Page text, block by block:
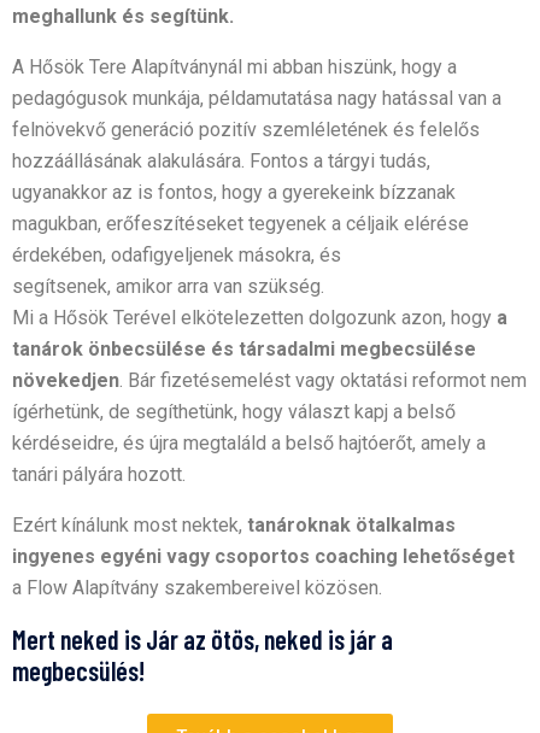
meghallunk és segítünk.
A Hősök Tere Alapítványnál mi abban hiszünk, hogy a
pedagógusok munkája, példamutatása nagy hatással van a
felnövekvő generáció pozitív szemléletének és felelős
hozzáállásának alakulására. Fontos a tárgyi tudás,
ugyanakkor az is fontos, hogy a gyerekeink bízzanak
magukban, erőfeszítéseket tegyenek a céljaik elérése
érdekében, odafigyeljenek másokra, és
segítsenek, amikor arra van szükség.
Mi a Hősök Terével elkötelezetten dolgozunk azon, hogy a
tanárok önbecsülése és társadalmi megbecsülése
növekedjen. Bár fizetésemelést vagy oktatási reformot nem
ígérhetünk, de segíthetünk, hogy választ kapj a belső
kérdéseidre, és újra megtaláld a belső hajtóerőt, amely a
tanári pályára hozott.
Ezért kínálunk most nektek, tanároknak ötalkalmas
ingyenes egyéni vagy csoportos coaching lehetőséget
a Flow Alapítvány szakembereivel közösen.
Mert neked is Jár az ötös, neked is jár a
megbecsülés!